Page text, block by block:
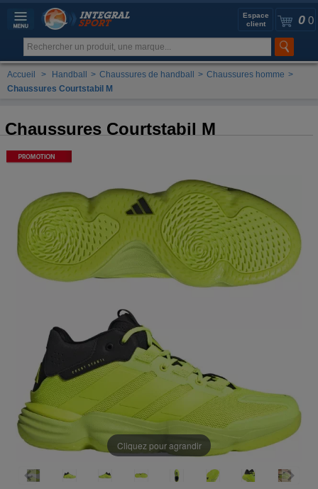
0 0
Espace
client
Accueil > Handball > Chaussures de handball > Chaussures homme >
Chaussures Courtstabil M
Chaussures Courtstabil M
Cliquez pour agrandir